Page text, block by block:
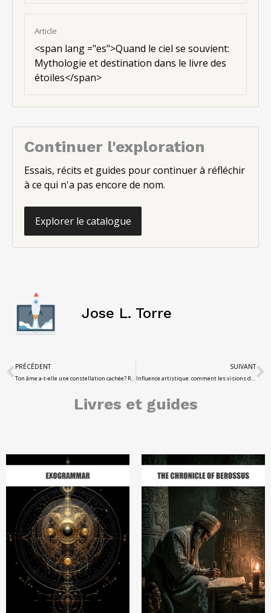
Article
<span lang ="es">Quand le ciel se souvient:
Mythologie et destination dans le livre des
étoiles</span>
Continuer l'exploration
Essais, récits et guides pour continuer à réfléchir
à ce qui n'a pas encore de nom.
Explorer le catalogue
Jose L. Torre
PRÉCÉDENT
Ton âme a-t-elle une constellation cachée? Révélations du texte chaldéen
SUIVANT
Influence artistique: comment les visions de Pedro ont inspiré l'art médiéval de l'au-delà
Livres et guides